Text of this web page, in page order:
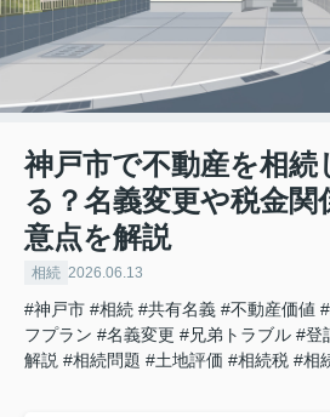
神戸市で不動産を相
る？名義変更や税金関
意点を解説
相続 2026.06.13
#神戸市 #相続 #共有名義 #不動産価値
フプラン #名義変更 #兄弟トラブル #登
解説 #相続問題 #土地評価 #相続税 #相